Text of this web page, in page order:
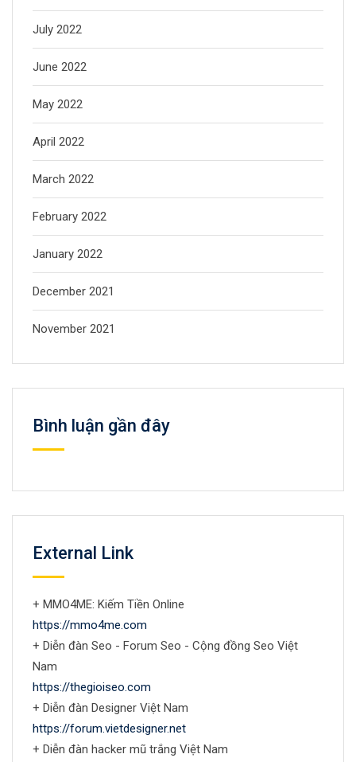
July 2022
June 2022
May 2022
April 2022
March 2022
February 2022
January 2022
December 2021
November 2021
Bình luận gần đây
External Link
+ MMO4ME: Kiếm Tiền Online
https://mmo4me.com
+ Diễn đàn Seo - Forum Seo - Cộng đồng Seo Việt
Nam
https://thegioiseo.com
+ Diễn đàn Designer Việt Nam
https://forum.vietdesigner.net
+ Diễn đàn hacker mũ trắng Việt Nam